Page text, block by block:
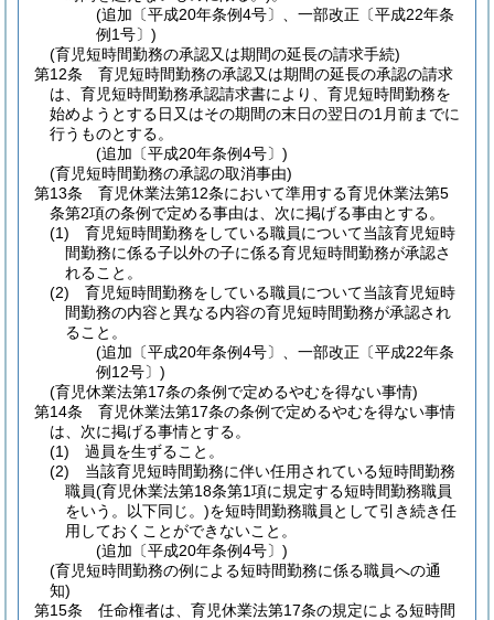
(追加〔平成20年条例4号〕、一部改正〔平成22年条
例1号〕)
(育児短時間勤務の承認又は期間の延長の請求手続)
第12条
育児短時間勤務の承認又は期間の延長の承認の請求
は、育児短時間勤務承認請求書により、育児短時間勤務を
始めようとする日又はその期間の末日の翌日の1月前までに
行うものとする。
(追加〔平成20年条例4号〕)
(育児短時間勤務の承認の取消事由)
第13条
育児休業法第12条において準用する育児休業法第5
条第2項の条例で定める事由は、次に掲げる事由とする。
(1)
育児短時間勤務をしている職員について当該育児短時
間勤務に係る子以外の子に係る育児短時間勤務が承認さ
れること。
(2)
育児短時間勤務をしている職員について当該育児短時
間勤務の内容と異なる内容の育児短時間勤務が承認され
ること。
(追加〔平成20年条例4号〕、一部改正〔平成22年条
例12号〕)
(育児休業法第17条の条例で定めるやむを得ない事情)
第14条
育児休業法第17条の条例で定めるやむを得ない事情
は、次に掲げる事情とする。
(1)
過員を生ずること。
(2)
当該育児短時間勤務に伴い任用されている短時間勤務
職員(育児休業法第18条第1項に規定する短時間勤務職員
をいう。以下同じ。)を短時間勤務職員として引き続き任
用しておくことができないこと。
(追加〔平成20年条例4号〕)
(育児短時間勤務の例による短時間勤務に係る職員への通
知)
第15条
任命権者は、育児休業法第17条の規定による短時間